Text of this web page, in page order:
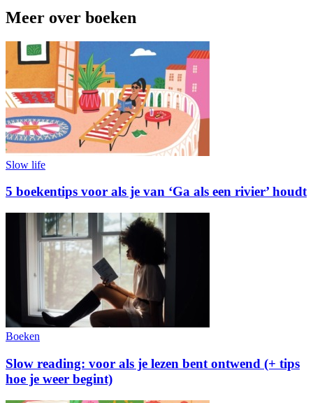
Meer over boeken
Slow life
5 boekentips voor als je van ‘Ga als een rivier’ houdt
Boeken
Slow reading: voor als je lezen bent ontwend (+ tips
hoe je weer begint)